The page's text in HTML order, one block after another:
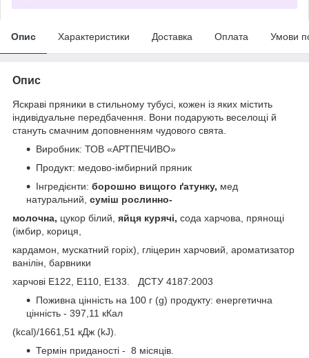
Опис Характеристики Доставка Оплата Умови
Опис
Яскраві пряники в стильному тубусі, кожен із яких містить
індивідуальне передбачення. Вони подарують веселощі й
стануть смачним доповненням чудового свята.
Виробник: ТОВ «АРТПЕЧИВО»
Продукт: медово-імбирний пряник
Інгредієнти: борошно вищого ґатунку, мед
натуральний, суміш рослинно-
молочна, цукор білий, яйця курячі, сода харчова, прянощі
(імбир, кориця,
кардамон, мускатний горіх), гліцерин харчовий, ароматизатор
ванілін, барвники
харчові Е122, E110, E133. ДСТУ 4187:2003
Поживна цінність на 100 г (g) продукту: енергетична
цінність - 397,11 кКал
(kcal)/1661,51 кДж (kJ).
Термін приданості - 8 місяців.